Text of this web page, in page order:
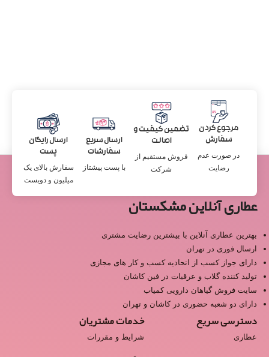
مرجوع کردن
سفارش
در صورت عدم
رضایت
تضمین کیفیت و
اصالت
فروش مستقیم از
شرکت
ارسال سریع
سفارشات
با پست پیشتاز
ارسال رایگان
پست
سفارش بالای یک
میلیون و دویست
عطاری آنلاین مشکستان
بهترین عطاری آنلاین با بیشترین رضایت مشتری
ارسال فوری در تهران
دارای جواز کسب از اتحادیه کسب و کار های مجازی
تولید کننده گلاب و عرقیات در فین کاشان
سایت فروش گیاهان دارویی کمیاب
دارای دو شعبه حضوری در کاشان و تهران
دسترسی سریع
عطاری
خدمات مشتریان
شرایط و مقررات